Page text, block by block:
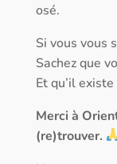
osé.
Si vous vous
Sachez que
Et qu’il
Merci à
(re)trouver.